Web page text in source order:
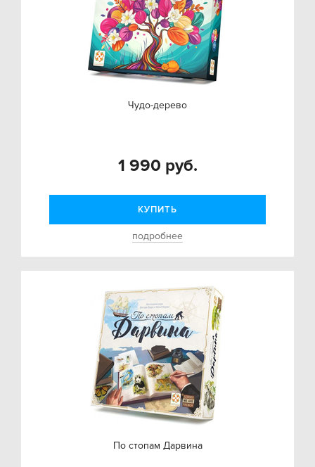
Чудо-дерево
1 990 руб.
КУПИТЬ
подробнее
По стопам Дарвина